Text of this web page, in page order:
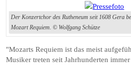
Der Konzertchor des Rutheneum seit 1608 Gera
Mozart Requiem. © Wolfgang Schütze
"Mozarts Requiem ist das meist
Musiker treten seit Jahrhunderten